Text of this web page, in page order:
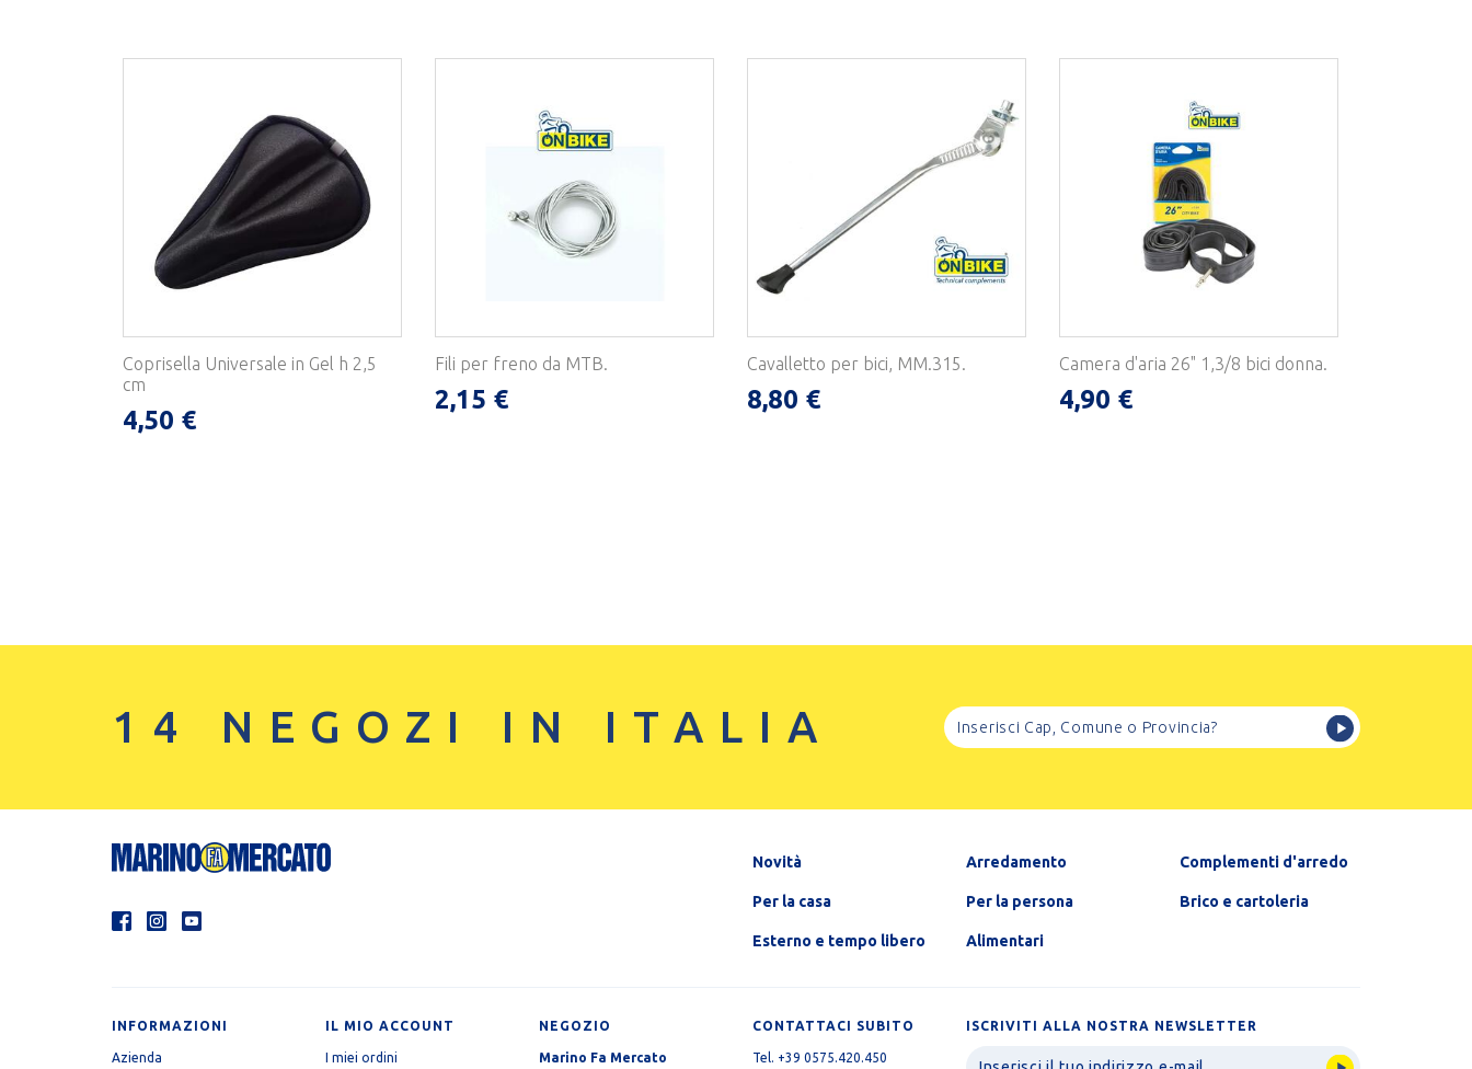
Coprisella Universale in Gel h 2,5
cm
4,50 €
Fili per freno da MTB.
2,15 €
Cavalletto per bici, MM.315.
8,80 €
Camera d'aria 26" 1,3/8 bici donna.
4,90 €
14 NEGOZI IN ITALIA
Novità Arredamento Complementi d'arredo
Per la casa Per la persona Brico e cartoleria
Esterno e tempo libero Alimentari
INFORMAZIONI
Azienda
IL MIO ACCOUNT
I miei ordini
NEGOZIO
Marino Fa Mercato
CONTATTACI SUBITO
Tel. +39 0575.420.450
ISCRIVITI ALLA NOSTRA NEWSLETTER